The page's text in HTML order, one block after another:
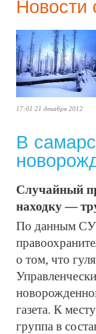
Новости
17:01 21 декабря 2012
В
Случайный
находку —
По данным СУ
о том, что
газета. К
группа в